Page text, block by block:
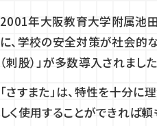
2001年大阪教育大学附属池
に、学校の安全対策が社会的
（刺股）」が多数導入されました
「さすまた」は、特性を十分に
しく使用することができれば頼